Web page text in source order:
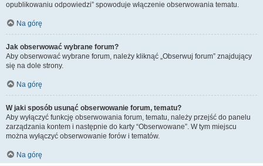
opublikowaniu odpowiedzi” spowoduje włączenie obserwowania tematu.
Na górę
Jak obserwować wybrane forum?
Aby obserwować wybrane forum, należy kliknąć „Obserwuj forum” znajdujący
się na dole strony.
Na górę
W jaki sposób usunąć obserwowanie forum, tematu?
Aby wyłączyć funkcję obserwowania forum, tematu, należy przejść do panelu
zarządzania kontem i następnie do karty “Obserwowane”. W tym miejscu
można wyłączyć obserwowanie forów i tematów.
Na górę